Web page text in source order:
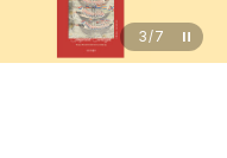
4/7